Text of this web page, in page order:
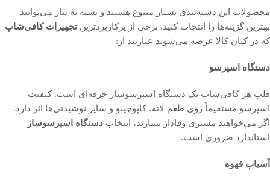
محصولات این دسته‌بندی بسیار متنوع هستند و بسته به نیاز می‌توانید
بهترین گزینه‌ها را انتخاب کنید. برخی از پرکاربردترینتجهیزات کافی‌شاپ
که در کیان کالا عرضه می‌شوند عبارتند از:
دستگاه اسپرسو
قلب هر کافی‌شاپ یک دستگاه اسپرسوساز حرفه‌ای است. کیفیت
اسپرسو مستقیماً روی طعم لاته، کاپوچینو و سایر نوشیدنی‌ها اثر دارد.
اگر می‌خواهید مشتری وفادار بسازید، انتخاب دستگاه اسپرسوساز
استاندارد ضروری است.
آسیاب قهوه